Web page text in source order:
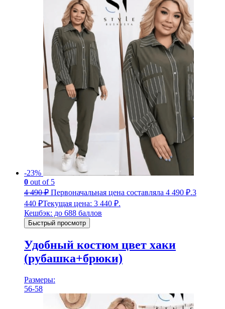
-23%
0 out of 5
4 490₽ Первоначальная цена составляла 4 490 ₽.3
440 ₽Текущая цена: 3 440 ₽.
Кешбэк: до 688 баллов
Быстрый просмотр
Удобный костюм цвет хаки
(рубашка+брюки)
Размеры:
56-58